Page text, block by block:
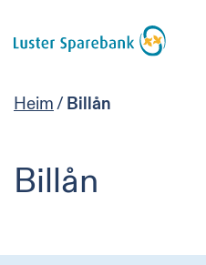
Sparebank
Heim/ Billån
Billån
er
Miljøfyrtårn-